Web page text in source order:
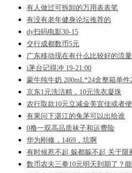
有人做过可拆卸的万用表表笔
有没有老年健身论坛推荐的
dy扫码电影30-15
交行成都数币5元
广东移动现在有什么比较好的流
i茅台记得冲 19-21:00
蒙牛纯牛奶 200mL*24盒整箱单件
京东1元洗洁精，10元洗衣凝珠
农行取款10元立减金美宜佳或者
有果问下湛江的兔茅可以出给谁
0撸一双高品质袜子和运费险
华为刚修，1469，坑啊
有时候惹不起 躲都躲不起 关于限
数币农夫三拳10元明天到期了？